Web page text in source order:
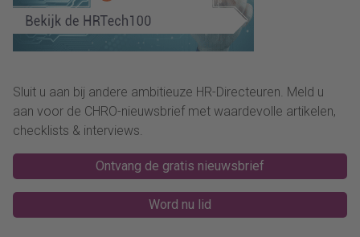
Sluit u aan bij andere ambitieuze HR-Directeuren. Meld u
aan voor de CHRO-nieuwsbrief met waardevolle artikelen,
checklists & interviews.
Ontvang de gratis nieuwsbrief
Word nu lid